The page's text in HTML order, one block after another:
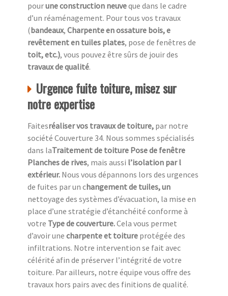
pourune construction neuveque dans le cadre
d’un réaménagement. Pour tous vos travaux
(bandeaux, Charpente en ossature bois, e
revêtement en tuiles plates, pose de fenêtres de
toit, etc.), vous pouvez être sûrs de jouir des
travaux de qualité.
Urgence fuite toiture, misez sur
notre expertise
Faitesréaliser vos travaux de toiture, par notre
société Couverture 34. Nous sommes spécialisés
dans laTraitement de toiture Pose de fenêtre
Planches de rives, mais aussi l’isolation par l
extérieur. Nous vous dépannons lors des urgences
de fuites par un changement de tuiles, un
nettoyage des systèmes d’évacuation, la mise en
place d’une stratégie d’étanchéité conforme à
votre Type de couverture.Cela vous permet
d’avoir une charpente et toiture protégée des
infiltrations. Notre intervention se fait avec
célérité afin de préserver l’intégrité de votre
toiture. Par ailleurs, notre équipe vous offre des
travaux hors pairs avec des finitions de qualité.